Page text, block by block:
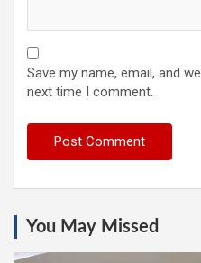
Save my name, email, and
next time I comment.
You May Missed